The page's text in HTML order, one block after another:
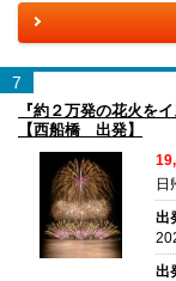
7
『約２万発の花火を
【西船橋 出発】
日
出
出